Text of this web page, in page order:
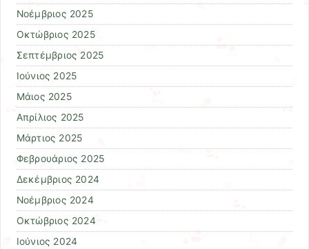
Νοέμβριος 2025
Οκτώβριος 2025
Σεπτέμβριος 2025
Ιούνιος 2025
Μάιος 2025
Απρίλιος 2025
Μάρτιος 2025
Φεβρουάριος 2025
Δεκέμβριος 2024
Νοέμβριος 2024
Οκτώβριος 2024
Ιούνιος 2024